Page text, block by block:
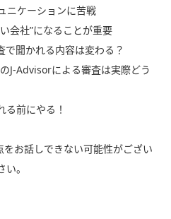
ケーションに苦戦
社”になることが重要
かれる内容は変わる？
Advisorによる審査は実際どう
前にやる！
お話しできない可能性がござい
い。